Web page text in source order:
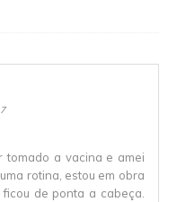
tomado a vacina e amei
rotina, estou em obra
de ponta a cabeça.